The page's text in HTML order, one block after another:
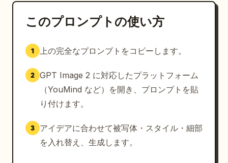
このプロンプトの使い方
1 上の完全なプロンプトをコピーします。
2 GPT Image 2 に対応したプラットフォーム
（YouMind など）を開き、プロンプトを貼
り付けます。
3
アイデアに合わせて被写体・スタイル・細部
を入れ替え、生成します。